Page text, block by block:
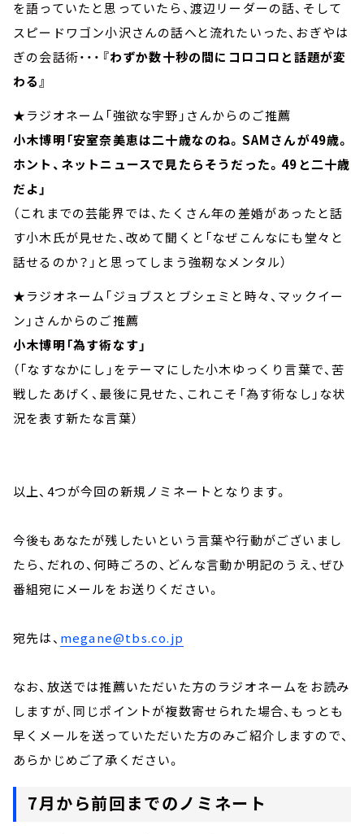
を語っていたと思っていたら、渡辺リーダーの話、そして
スピードワゴン小沢さんの話へと流れたいった、おぎやは
ぎの会話術・・・ 『わずか数十秒の間にコロコロと話題が変
わる』
★ラジオネーム「強欲な宇野」さんからのご推薦
小木博明「安室奈美恵は二十歳なのね。SAMさんが49歳。
ホント、ネットニュースで見たらそうだった。49と二十歳
だよ」
（これまでの芸能界では、たくさん年の差婚があったと話
す小木氏が見せた、改めて聞くと「なぜこんなにも堂々と
話せるのか？」と思ってしまう強靭なメンタル）
★ラジオネーム「ジョブスとブシェミと時々、マックイー
ン」さんからのご推薦
小木博明「為す術なす」
（「なすなかにし」をテーマにした小木ゆっくり言葉で、苦
戦したあげく、最後に見せた、これこそ「為す術なし」な状
況を表す新たな言葉）
以上、4つが今回の新規ノミネートとなります。
今後もあなたが残したいという言葉や行動がございまし
たら、だれの、何時ごろの、どんな言動か明記のうえ、ぜひ
番組宛にメールをお送りください。
宛先は、 megane@tbs.co.jp
なお、放送では推薦いただいた方のラジオネームをお読み
しますが、同じポイントが複数寄せられた場合、もっとも
早くメールを送っていただいた方のみご紹介しますので、
あらかじめご了承ください。
7月から前回までのノミネート